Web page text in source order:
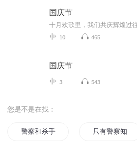
国庆节
10 465
国庆节
3 543
您是不是在找：
警察和杀手穿越了时空 只有警察知道